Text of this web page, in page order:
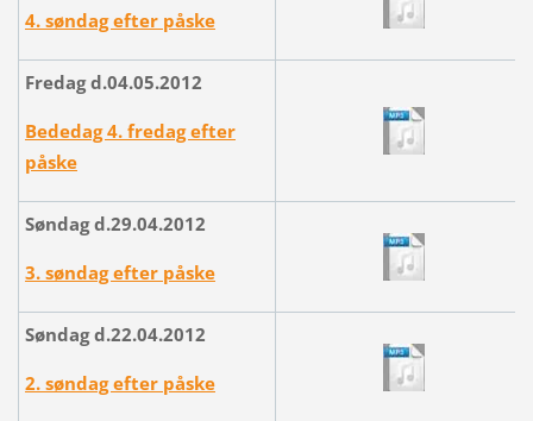
4. søndag efter påske
Fredag d.04.05.2012
Bededag 4. fredag efter
påske
Søndag d.29.04.2012
3. søndag efter påske
Søndag d.22.04.2012
2. søndag efter påske